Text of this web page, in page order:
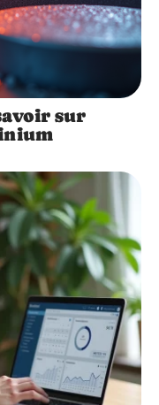
sur